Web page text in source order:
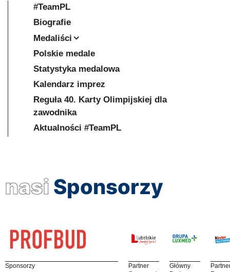
#TeamPL
Biografie
Medaliści
Polskie medale
Statystyka medalowa
Kalendarz imprez
Reguła 40. Karty Olimpijskiej dla
zawodnika
Aktualności #TeamPL
nasi Sponsorzy
Sponsorzy
Partner
Główny